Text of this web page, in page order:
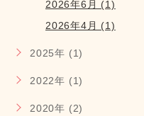
2026年6月 (1)
2026年4月 (1)
2025年 (1)
2022年 (1)
2020年 (2)